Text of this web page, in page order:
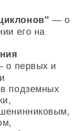
— о
его на
о первых и
подземных